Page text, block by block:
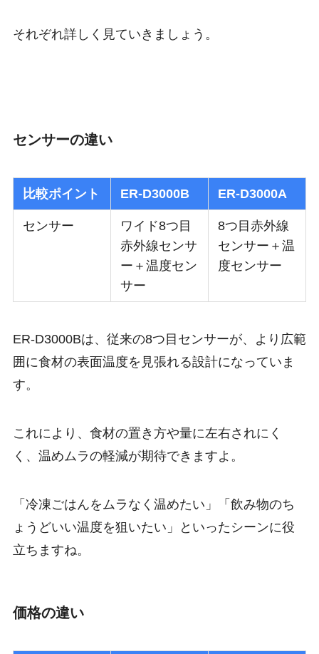
それぞれ詳しく見ていきましょう。
センサーの違い
比較ポイント ER-D3000B ER-D3000A
センサー ワイド8つ目
赤外線センサ
ー＋温度セン
サー
8つ目赤外線
センサー＋温
度センサー
ER-D3000Bは、従来の8つ目センサーが、
より広範
囲 に食材の表面温度を見張れる設計になっていま
す。
これにより、食材の置き方や量に左右されにく
く、温めムラの軽減が期待できますよ。
「冷凍ごはんをムラなく温めたい」「飲み物のち
ょうどいい温度を狙いたい」といったシーンに役
立ちますね。
価格の違い